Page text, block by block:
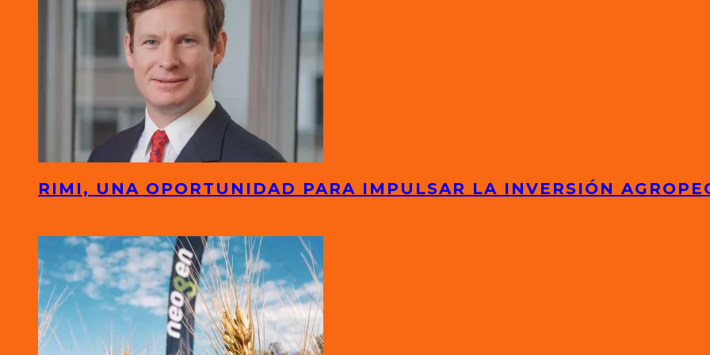
RIMI, UNA OPORTUNIDAD PARA IMPULSAR LA INVERSIÓN